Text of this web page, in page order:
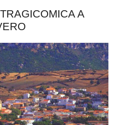
A